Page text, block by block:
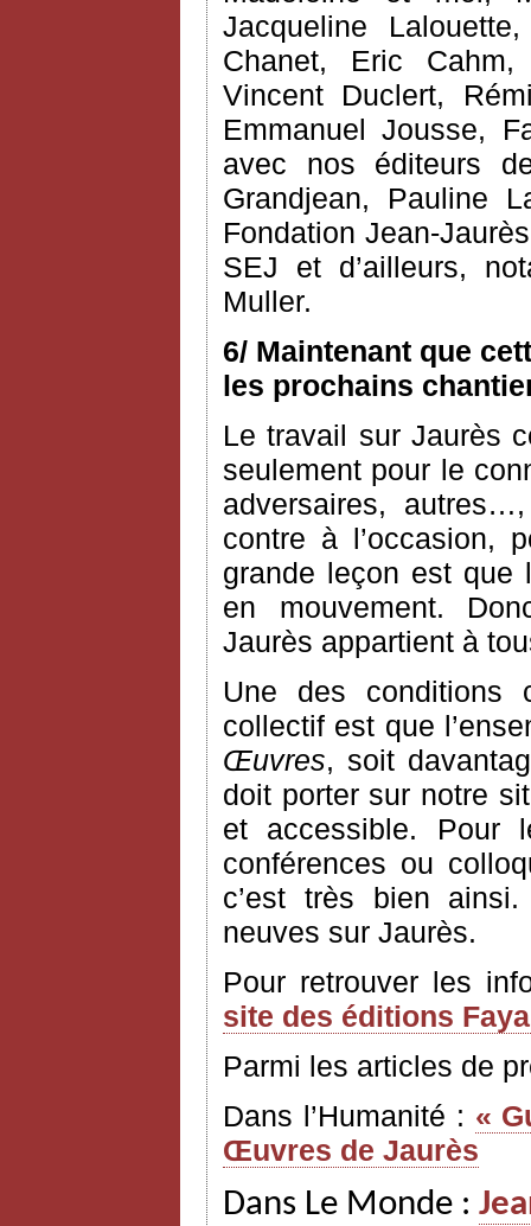
Jacqueline
Chanet, Eric Cahm,
Vincent Duclert,
Emmanuel Jousse,
avec nos éditeurs
Grandjean, Pauline
Fondation Jean-
SEJ et d’ailleurs,
Muller.
6/ Maintenant que
les prochains
Le travail sur Jaurès
seulement pour le
adversaires,
contre à l’occasion,
grande leçon est que
en mouvement.
Jaurès appartient à
Une des conditions
collectif est que
Œuvres, soit
doit porter sur notre
et accessible. Pour
conférences ou
c’est très bien
neuves sur Jaurès.
Pour retrouver les
site des éditions
Parmi les articles de
Dans l’Humanité : «
Œuvres de Jaurès
Dans Le Monde :